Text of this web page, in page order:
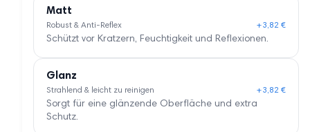
Matt
Robust & Anti-Reflex +3,82 €
Schützt vor Kratzern, Feuchtigkeit und Reflexionen.
Glanz
Strahlend & leicht zu reinigen +3,82 €
Sorgt für eine glänzende Oberfläche und extra
Schutz.